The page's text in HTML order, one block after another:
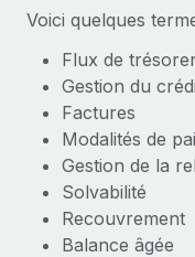
INFRASTRUCTURE
Intégration
Intégrez vos RH
Plateforme
Des fonctions
Connecter
Connectez
paie des
Entreprises
Développez vos
mesure
Entreprise
Les RH à
APPRENDRE AVEC
Recherche et
Études de cas
Glossaire RH
Checklists et
Descriptions de
Español
Italiano
Português (Portugal)
日本語
한국어
Voici quelques
Flux de
Gestion du
Factures
Modalités de
Gestion de la
Solvabilité
Recouvrement
Balance âgée